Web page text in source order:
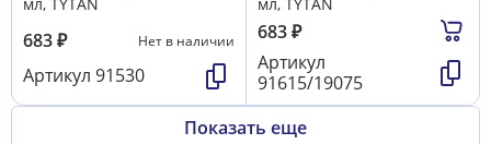
683₽ Нет в наличии
Артикул 91530
683₽
Артикул
91615/19075
Показать еще